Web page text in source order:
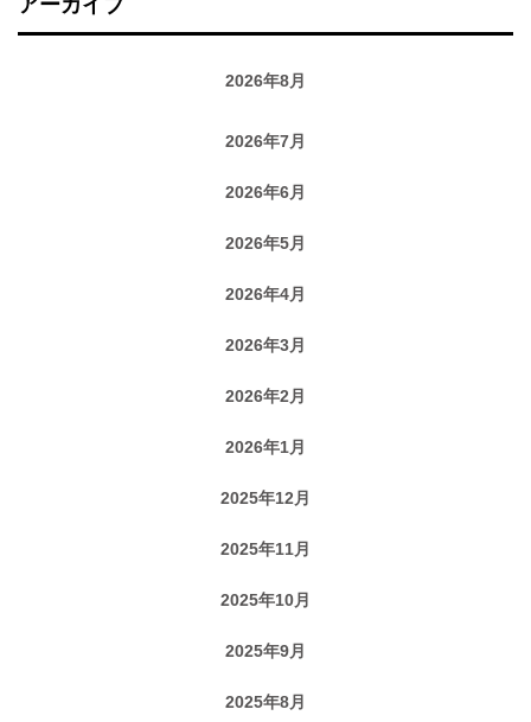
2026年8月
2026年7月
2026年6月
2026年5月
2026年4月
2026年3月
2026年2月
2026年1月
2025年12月
2025年11月
2025年10月
2025年9月
2025年8月